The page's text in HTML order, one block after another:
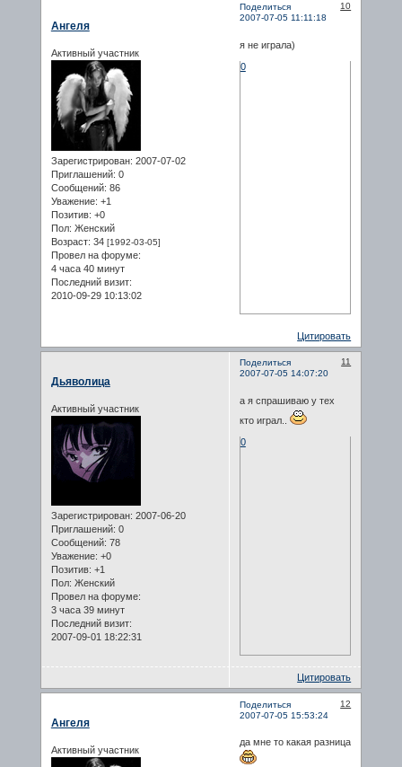
Поделиться
10
2007-07-05 11:11:18
Ангеля
Активный участник
Зарегистрирован: 2007-07-02
Приглашений: 0
Сообщений: 86
Уважение: +1
Позитив: +0
Пол: Женский
Возраст: 34 [1992-03-05]
Провел на форуме:
4 часа 40 минут
Последний визит:
2010-09-29 10:13:02
я не играла)
0
Цитировать
Поделиться
11
2007-07-05 14:07:20
Дьяволица
Активный участник
Зарегистрирован: 2007-06-20
Приглашений: 0
Сообщений: 78
Уважение: +0
Позитив: +1
Пол: Женский
Провел на форуме:
3 часа 39 минут
Последний визит:
2007-09-01 18:22:31
а я спрашиваю у тех
кто играл..
0
Цитировать
Поделиться
12
2007-07-05 15:53:24
Ангеля
Активный участник
да мне то какая разница